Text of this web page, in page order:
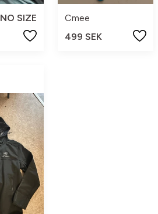
NO SIZE
Cmee
499 SEK